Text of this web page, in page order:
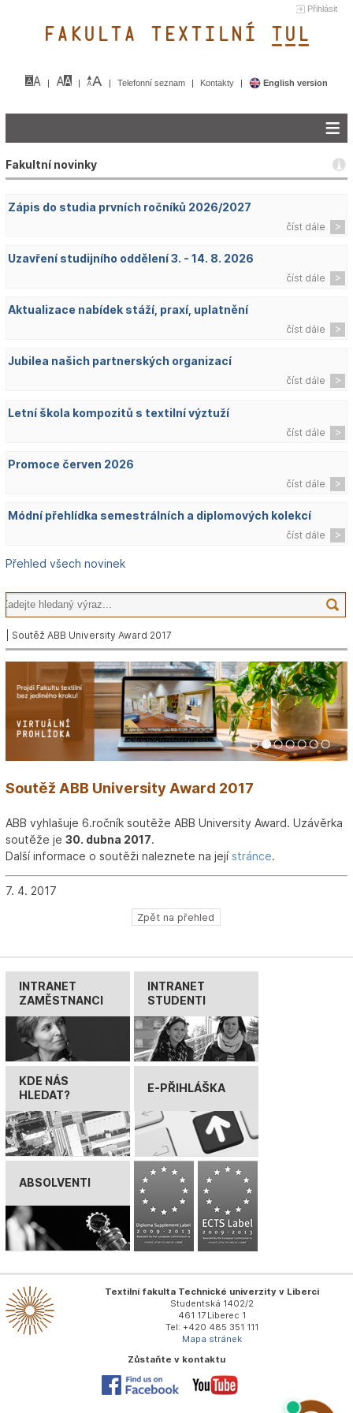
Přihlásit
FAKULTA TEXTILNÍ TUL&
Telefonní seznam Kontakty English version
Fakultní novinky
Zápis do studia prvních ročníků 2026/2027
číst dále
Uzavření studijního oddělení 3. - 14. 8. 2026
číst dále
Aktualizace nabídek stáží, praxí, uplatnění
číst dále
Jubilea našich partnerských organizací
číst dále
Letní škola kompozitů s textilní výztuží
číst dále
Promoce červen 2026
číst dále
Módní přehlídka semestrálních a diplomových kolekcí
číst dále
Přehled všech novinek
| Soutěž ABB University Award 2017
1 2 3 4 5 6 7
Soutěž ABB University Award 2017
ABB vyhlašuje 6.ročník soutěže ABB University Award. Uzávěrka
soutěže je 30. dubna 2017.
Další informace o soutěži naleznete na jejístránce.
7. 4. 2017
Zpět na přehled
INTRANET
ZAMĚSTNANCI
INTRANET
STUDENTI
KDE NÁS
HLEDAT?
E-PŘIHLÁŠKA
ABSOLVENTI
Textilní fakulta Technické univerzity v Liberci
Studentská 1402/2
461 17 Liberec 1
Tel: +420 485 351 111
Mapa stránek
Zůstaňte v kontaktu